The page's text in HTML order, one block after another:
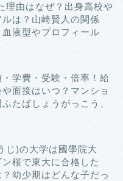
理由はなぜ？出身高校や
は？山崎賢人の関係
液型やプロフィール
学費・受験・倍率！給
面接はいつ？マンショ
たばしょうがっこう、
じ)の大学は國學院大
桜で東大に合格した
幼少期はどんな子だっ